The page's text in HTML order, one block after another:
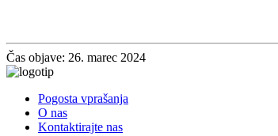
Čas objave: 26. marec 2024
Pogosta vprašanja
O nas
Kontaktirajte nas